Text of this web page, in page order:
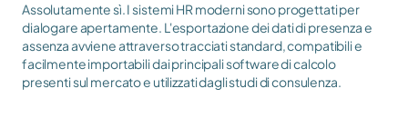
Assolutamente sì. I sistemi HR moderni sono progettati per
dialogare apertamente. L'esportazione dei dati di presenza e
assenza avviene attraverso tracciati standard, compatibili e
facilmente importabili dai principali software di calcolo
presenti sul mercato e utilizzati dagli studi di consulenza.